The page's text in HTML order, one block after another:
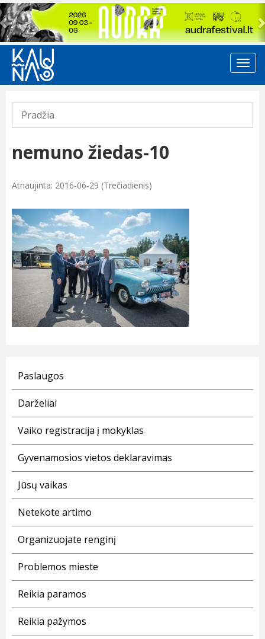
Previous
Pradžia
nemuno žiedas-10
Atnaujinta: 2016-06-29 (Trečiadienis)
Paslaugos
Darželiai
Vaiko registracija į mokyklas
Gyvenamosios vietos deklaravimas
Jūsų vaikas
Netekote artimo
Organizuojate renginį
Problemos mieste
Reikia paramos
Reikia pažymos